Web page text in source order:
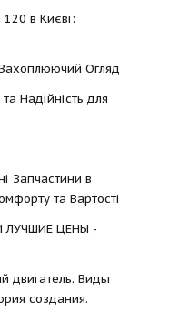
в Києві:
Огляд
Надійність для
Запчастини в
та Вартості
ЛУЧШИЕ ЦЕНЫ -
двигатель. Виды
создания.